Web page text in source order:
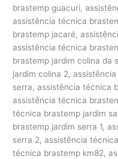
brastemp guacuri,
assistência técnica
brastemp jacaré,
assistência técnica
brastemp jardim colina da
jardim colina 2,
serra, assistência técnica
assistência técnica
técnica brastemp jardim
brastemp jardim serra 1,
serra 2, assistência
técnica brastemp km82,